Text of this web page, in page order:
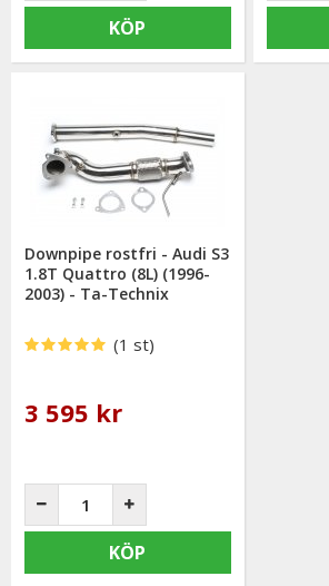
KÖP
Downpipe rostfri - Audi S3
1.8T Quattro (8L) (1996-
2003) - Ta-Technix
(1 st)
3 595 kr
KÖP